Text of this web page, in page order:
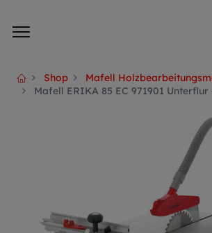
Shop
Mafell
Mafell ERIKA 85 EC 971901